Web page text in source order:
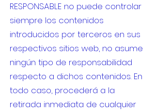
RESPONSABLE no puede controlar
siempre los contenidos
introducidos por terceros en sus
respectivos sitios web, no asume
ningún tipo de responsabilidad
respecto a dichos contenidos. En
todo caso, procederá a la
retirada inmediata de cualquier